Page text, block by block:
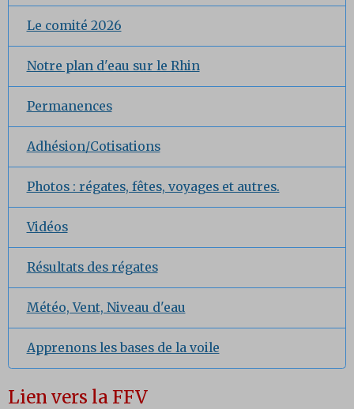
Le comité 2026
Notre plan d'eau sur le Rhin
Permanences
Adhésion/Cotisations
Photos : régates, fêtes, voyages et autres.
Vidéos
Résultats des régates
Météo, Vent, Niveau d'eau
Apprenons les bases de la voile
Lien vers la FFV